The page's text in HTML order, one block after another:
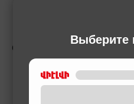
Выберите
СОПУТСТВУЮЩИЕ